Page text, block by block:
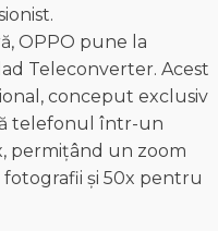
OPPO pune la
Teleconverter. Acest
conceput exclusiv
telefonul într-un
permițând un zoom
și 50x pentru